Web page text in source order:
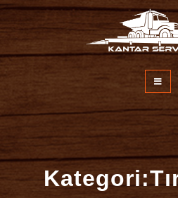
İçeriğe
Kantar Servisi